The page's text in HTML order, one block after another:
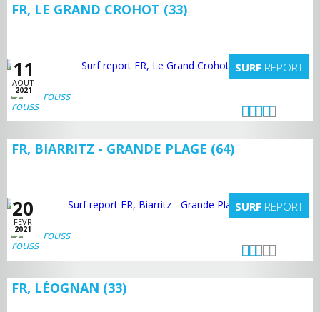
FR, LE GRAND CROHOT (33)
11
AOUT
2021
SURF REPORT
rouss
FR, BIARRITZ - GRANDE PLAGE (64)
20
FEVR
2021
SURF REPORT
rouss
FR, LÉOGNAN (33)